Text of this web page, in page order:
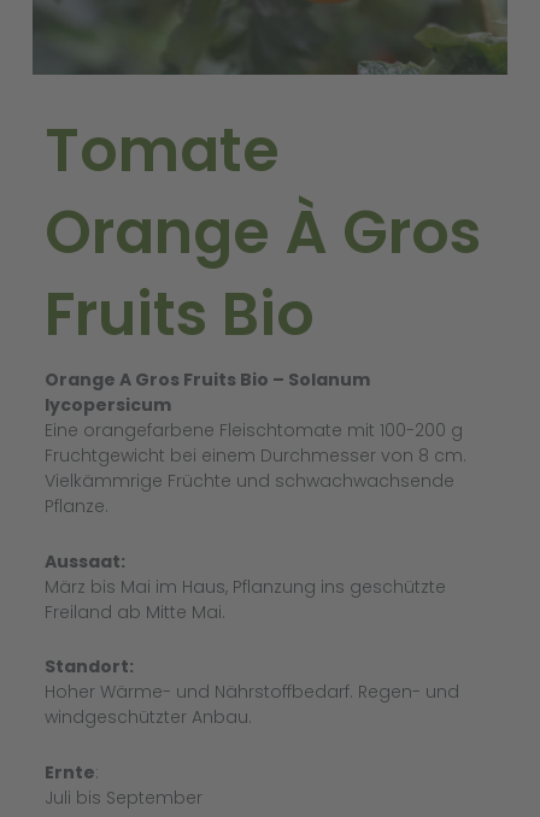
Tomate
Orange À Gros
Fruits Bio
Orange A Gros Fruits Bio – Solanum
lycopersicum
Eine orangefarbene Fleischtomate mit 100-200 g
Fruchtgewicht bei einem Durchmesser von 8 cm.
Vielkämmrige Früchte und schwachwachsende
Pflanze.
Aussaat:
März bis Mai im Haus, Pflanzung ins geschützte
Freiland ab Mitte Mai.
Standort:
Hoher Wärme- und Nährstoffbedarf. Regen- und
windgeschützter Anbau.
Ernte:
Juli bis September